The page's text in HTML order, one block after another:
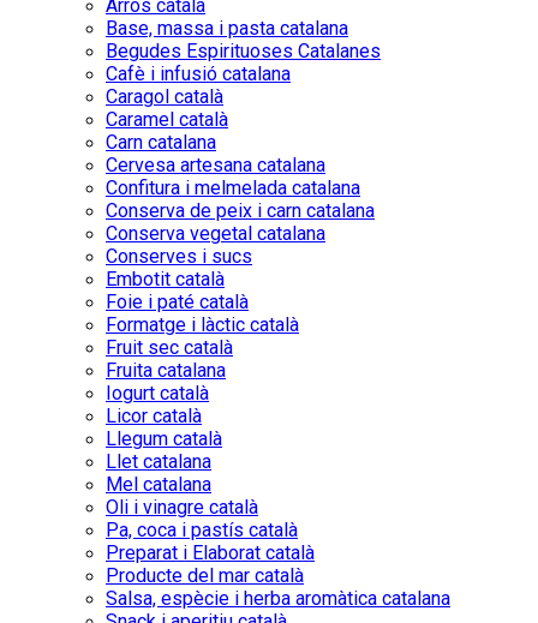
Arròs català
Base, massa i pasta catalana
Begudes Espirituoses Catalanes
Cafè i infusió catalana
Caragol català
Caramel català
Carn catalana
Cervesa artesana catalana
Confitura i melmelada catalana
Conserva de peix i carn catalana
Conserva vegetal catalana
Conserves i sucs
Embotit català
Foie i paté català
Formatge i làctic català
Fruit sec català
Fruita catalana
Iogurt català
Licor català
Llegum català
Llet catalana
Mel catalana
Oli i vinagre català
Pa, coca i pastís català
Preparat i Elaborat català
Producte del mar català
Salsa, espècie i herba aromàtica catalana